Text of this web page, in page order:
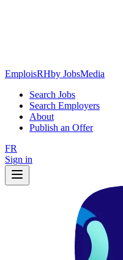
EmploisRHby JobsMedia
Search Jobs
Search Employers
About
Publish an Offer
FR
Sign in